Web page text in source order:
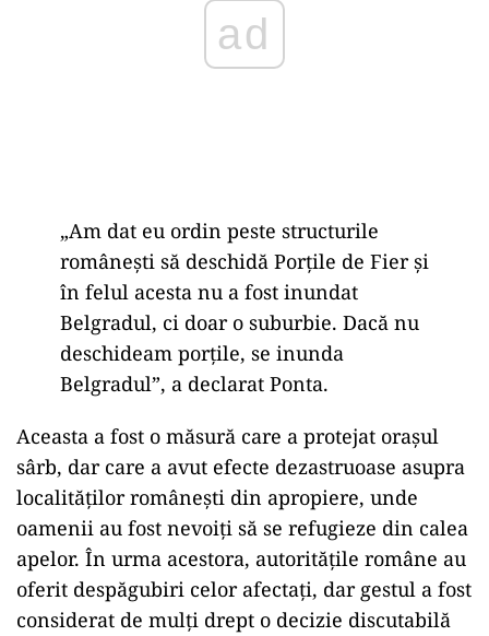
„Am dat eu ordin peste structurile
românești să deschidă Porțile de Fier și
în felul acesta nu a fost inundat
Belgradul, ci doar o suburbie. Dacă nu
deschideam porțile, se inunda
Belgradul”, a declarat Ponta.
Aceasta a fost o măsură care a protejat orașul
sârb, dar care a avut efecte dezastruoase asupra
localităților românești din apropiere, unde
oamenii au fost nevoiți să se refugieze din calea
apelor. În urma acestora, autoritățile române au
oferit despăgubiri celor afectați, dar gestul a fost
considerat de mulți drept o decizie discutabilă